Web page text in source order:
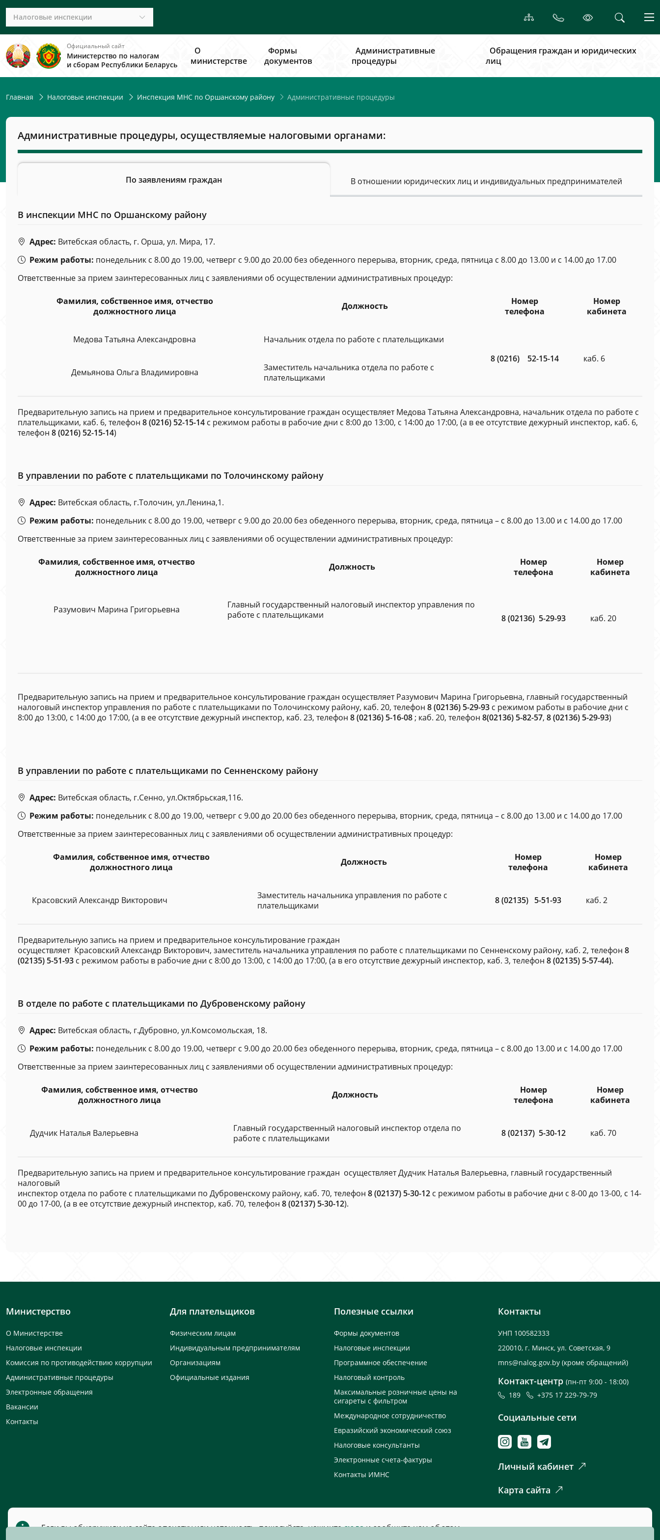
Налоговые инспекции
Официальный сайт
Министерство по налогам
и сборам Республики Беларусь
О
министерстве
Формы
документов
Административные
процедуры
Обращения граждан и юридических
лиц
Главная Налоговые инспекции Инспекция МНС по Оршанскому району Административные процедуры
Административные процедуры, осуществляемые налоговыми органами:
По заявлениям граждан В отношении юридических лиц и индивидуальных предпринимателей
В инспекции МНС по Оршанскому району
Адрес: Витебская область, г. Орша, ул. Мира, 17.
Режим работы: понедельник с 8.00 до 19.00, четверг с 9.00 до 20.00 без обеденного перерыва, вторник, среда, пятница с 8.00 до 13.00 и с 14.00 до 17.00
Ответственные за прием заинтересованных лиц с заявлениями об осуществлении административных процедур:
Фамилия, собственное имя, отчество
должностного лица
Должность
Номер
телефона
Номер
кабинета
Медова Татьяна Александровна
Начальник отдела по работе с плательщиками
8 (0216) 52-15-14
каб. 6
Демьянова Ольга Владимировна
Заместитель начальника отдела по работе с
плательщиками
Предварительную запись на прием и предварительное консультирование граждан осуществляет Медова Татьяна Александровна, начальник отдела по работе с
плательщиками, каб. 6, телефон 8 (0216) 52-15-14 с режимом работы в рабочие дни с 8:00 до 13:00, с 14:00 до 17:00, (а в ее отсутствие дежурный инспектор, каб. 6,
телефон 8 (0216) 52-15-14)
В управлении по работе с плательщиками по Толочинскому району
Адрес: Витебская область, г.Толочин, ул.Ленина,1.
Режим работы: понедельник с 8.00 до 19.00, четверг с 9.00 до 20.00 без обеденного перерыва, вторник, среда, пятница – с 8.00 до 13.00 и с 14.00 до 17.00
Ответственные за прием заинтересованных лиц с заявлениями об осуществлении административных процедур:
Фамилия, собственное имя, отчество
должностного лица
Должность
Номер
телефона
Номер
кабинета
Разумович Марина Григорьевна
Главный государственный налоговый инспектор управления по
работе с плательщиками
8 (02136) 5-29-93 каб. 20
Предварительную запись на прием и предварительное консультирование граждан осуществляет Разумович Марина Григорьевна, главный государственный
налоговый инспектор управления по работе с плательщиками по Толочинскому району, каб. 20, телефон 8 (02136) 5-29-93 с режимом работы в рабочие дни с
8:00 до 13:00, с 14:00 до 17:00, (а в ее отсутствие дежурный инспектор, каб. 23, телефон 8 (02136) 5-16-08 ; каб. 20, телефон 8(02136) 5-82-57, 8 (02136) 5-29-93)
В управлении по работе с плательщиками по Сенненскому району
Адрес: Витебская область, г.Сенно, ул.Октябрьская,116.
Режим работы: понедельник с 8.00 до 19.00, четверг с 9.00 до 20.00 без обеденного перерыва, вторник, среда, пятница – с 8.00 до 13.00 и с 14.00 до 17.00
Ответственные за прием заинтересованных лиц с заявлениями об осуществлении административных процедур:
Фамилия, собственное имя, отчество
должностного лица
Должность
Номер
телефона
Номер
кабинета
Красовский Александр Викторович
Заместитель начальника управления по работе с
плательщиками
8 (02135) 5-51-93 каб. 2
Предварительную запись на прием и предварительное консультирование граждан
осуществляет Красовский Александр Викторович, заместитель начальника управления по работе с плательщиками по Сенненскому району, каб. 2, телефон 8
(02135) 5-51-93 с режимом работы в рабочие дни с 8:00 до 13:00, с 14:00 до 17:00, (а в его отсутствие дежурный инспектор, каб. 3, телефон 8 (02135) 5-57-44).
В отделе по работе с плательщиками по Дубровенскому району
Адрес: Витебская область, г.Дубровно, ул.Комсомольская, 18.
Режим работы: понедельник с 8.00 до 19.00, четверг с 9.00 до 20.00 без обеденного перерыва, вторник, среда, пятница – с 8.00 до 13.00 и с 14.00 до 17.00
Ответственные за прием заинтересованных лиц с заявлениями об осуществлении административных процедур:
Фамилия, собственное имя, отчество
должностного лица
Должность
Номер
телефона
Номер
кабинета
Дудчик Наталья Валерьевна
Главный государственный налоговый инспектор отдела по
работе с плательщиками
8 (02137) 5-30-12 каб. 70
Предварительную запись на прием и предварительное консультирование граждан осуществляет Дудчик Наталья Валерьевна, главный государственный
налоговый
инспектор отдела по работе с плательщиками по Дубровенскому району, каб. 70, телефон 8 (02137) 5-30-12 с режимом работы в рабочие дни с 8-00 до 13-00, с 14-
00 до 17-00, (а в ее отсутствие дежурный инспектор, каб. 70, телефон 8 (02137) 5-30-12).
Министерство
О Министерстве
Налоговые инспекции
Комиссия по противодействию коррупции
Административные процедуры
Электронные обращения
Вакансии
Контакты
Для плательщиков
Физическим лицам
Индивидуальным предпринимателям
Организациям
Официальные издания
Полезные ссылки
Формы документов
Налоговые инспекции
Программное обеспечение
Налоговый контроль
Максимальные розничные цены на
сигареты с фильтром
Международное сотрудничество
Евразийский экономический союз
Налоговые консультанты
Электронные счета-фактуры
Контакты ИМНС
Контакты
УНП 100582333
220010, г. Минск, ул. Советская, 9
mns@nalog.gov.by (кроме обращений)
Контакт-центр (пн-пт 9:00 - 18:00)
189
+375 17 229-79-79
Социальные сети
Личный кабинет
Карта сайта
Если вы обнаружили на сайте опечатку или неточность, пожалуйста, нажмитесюдаи сообщите нам об этом.